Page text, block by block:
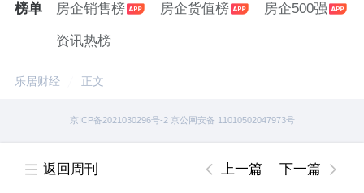
返回周刊 上一篇 下一篇
榜单 房企销售榜 房企货值榜 房企500强
资讯热榜
乐居财经 正文
京ICP备2021030296号-2 京公网安备 11010502047973号